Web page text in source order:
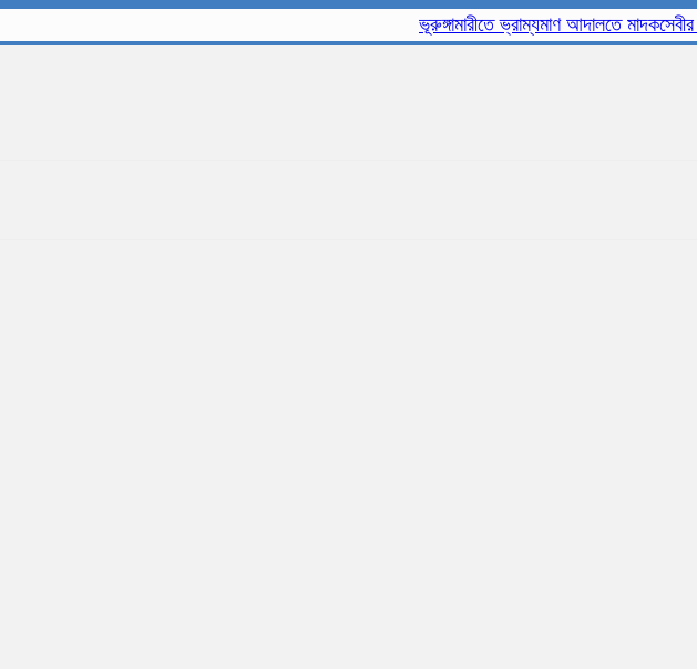
ভূরুঙ্গামারীতে ভ্রাম্যমাণ আদালতে মাদকসেবীর এক